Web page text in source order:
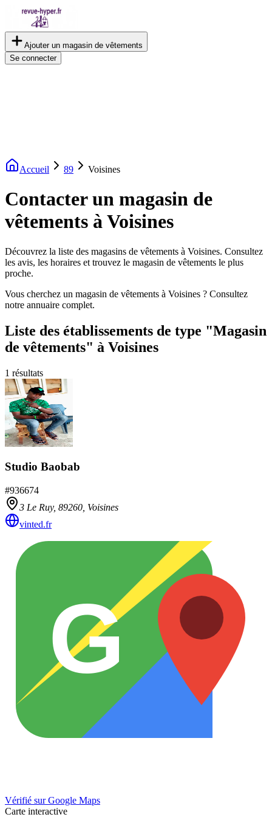
Ajouter un magasin de vêtements
Se connecter
Accueil 89 Voisines
Contacter un magasin de
vêtements à Voisines
Découvrez la liste des magasins de vêtements à Voisines. Consultez
les avis, les horaires et trouvez le magasin de vêtements le plus
proche.
Vous cherchez un magasin de vêtements à Voisines ? Consultez
notre annuaire complet.
Liste des établissements de type "Magasin
de vêtements" à Voisines
1 résultats
Studio Baobab
#936674
3 Le Ruy, 89260 Voisines
vinted.fr
G
Vérifié sur Google Maps
Carte interactive